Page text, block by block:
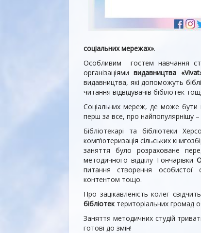
соціальних мережах».
Особливим гостем навчання
організаціямивидавництва
видавництва, які допоможуть
читання відвідувачів бібілотек
Соціальних мереж, де може бути
перш за все, про найпопулярнішу
Бібліотекарі та бібліотеки
комп’ютеризація сільських
заняття було розраховане
методичного відділу Гончарівки
питання створення особистої
контентом тощо.
Про зацікавленість колег
бібліотек територіальних громад
Заняття методичних студій
готові до змін!